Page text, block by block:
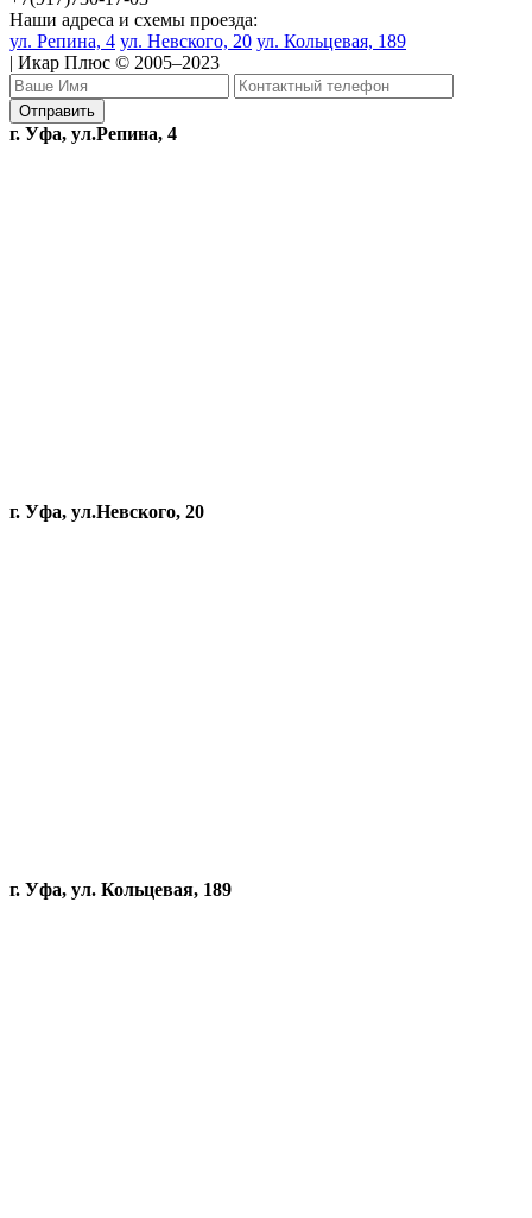
Наши адреса и схемы проезда:
ул. Репина, 4 ул. Невского, 20 ул. Кольцевая, 189
| Икар Плюс © 2005–2023
г. Уфа, ул.Репина, 4
г. Уфа, ул.Невского, 20
г. Уфа, ул. Кольцевая, 189